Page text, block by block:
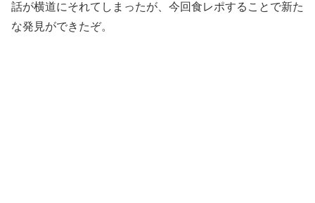
話が横道にそれてしまったが、今回食レポすることで新た
な発見ができたぞ。